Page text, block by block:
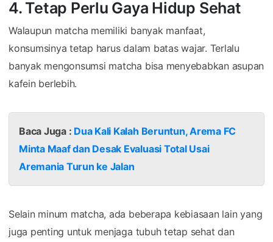
4. Tetap Perlu Gaya Hidup Sehat
Walaupun matcha memiliki banyak manfaat,
konsumsinya tetap harus dalam batas wajar. Terlalu
banyak mengonsumsi matcha bisa menyebabkan asupan
kafein berlebih.
Baca Juga : Dua Kali Kalah Beruntun, Arema FC
Minta Maaf dan Desak Evaluasi Total Usai
Aremania Turun ke Jalan
Selain minum matcha, ada beberapa kebiasaan lain yang
juga penting untuk menjaga tubuh tetap sehat dan